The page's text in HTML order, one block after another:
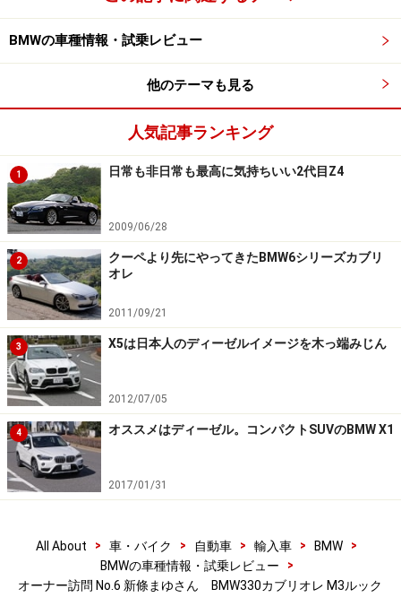
BMWの車種情報・試乗レビュー
他のテーマも見る
人気記事ランキング
1 日常も非日常も最高に気持ちいい2代目Z4
2009/06/28
2
クーペより先にやってきたBMW6シリーズカブリ
オレ
2011/09/21
3 X5は日本人のディーゼルイメージを木っ端みじん
2012/07/05
4 オススメはディーゼル。コンパクトSUVのBMW X1
2017/01/31
All About > 車・バイク > 自動車 > 輸入車 > BMW
>
BMWの車種情報・試乗レビュー
>
オーナー訪問 No.6 新條まゆさん BMW330カブリオレ M3ルック